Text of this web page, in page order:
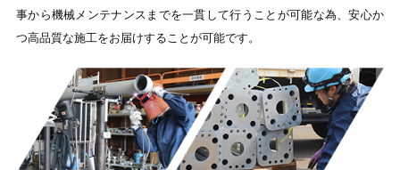
事から機械メンテナンスまでを一貫して行うことが可能な為、安心か
つ高品質な施工をお届けすることが可能です。